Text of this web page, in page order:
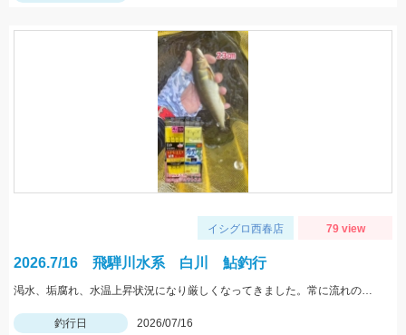
イシグロ西春店 79 view
2026.7/16 飛騨川水系 白川 鮎釣行
渇水、垢腐れ、水温上昇状況になり厳しくなってきました。常に流れの当たる場所、白っぽいエリアなどを狙ってみてください
釣行日
2026/07/16